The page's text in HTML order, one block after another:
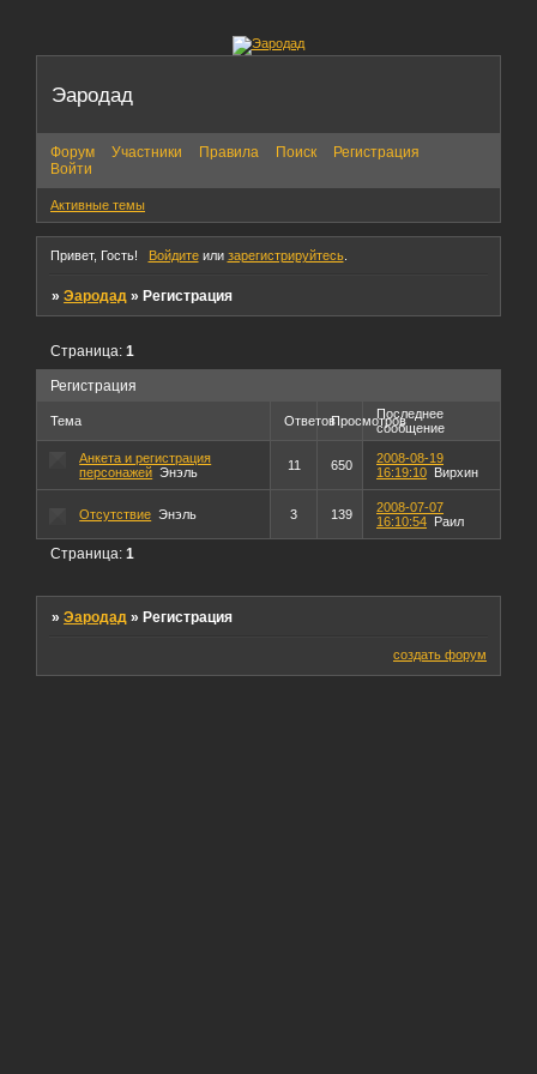
Эародад
Форум Участники Правила Поиск
Регистрация
Войти
Активные темы
Привет, Гость! Войдитеили зарегистрируйтесь.
»Эародад »Регистрация
Регистрация
Страница:1
Тема ОтветовПросмотровПоследнее
сообщение
Анкета и регистрация
персонажей Энэль 11 650
2008-08-19
16:19:10
Вирхин
Отсутствие Энэль 3 139
2008-07-07
16:10:54
Раил
Страница:1
»Эародад »Регистрация
создать форум